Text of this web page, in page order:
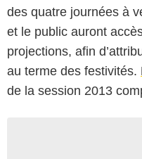
des quatre journées à
et le public auront
projections, afin
au terme des festivités.
de la session 2013